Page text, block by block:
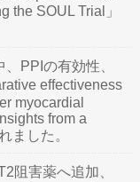
the SOUL Trial」
PPIの有効性、
effectiveness
myocardial
from a
ました。
阻害薬へ追加、